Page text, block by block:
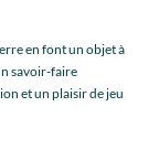
en font un objet à
savoir-faire
et un plaisir de jeu